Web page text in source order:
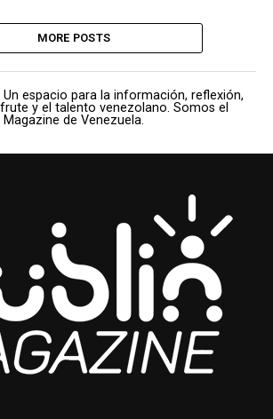
MORE POSTS
Un espacio para la información, reflexión,
y el talento venezolano. Somos el
Magazine de Venezuela.